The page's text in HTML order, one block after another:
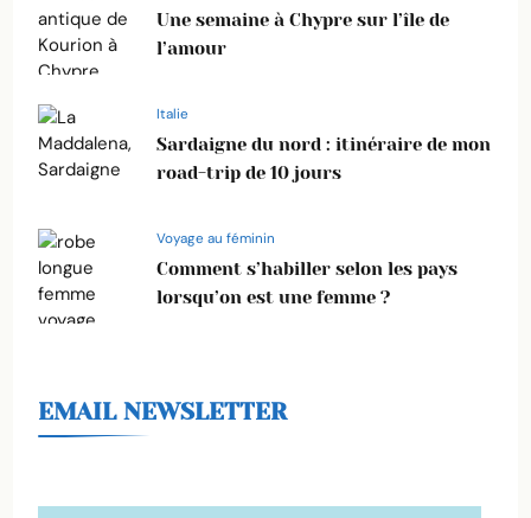
Une semaine à Chypre sur l’île de
l’amour
Italie
Sardaigne du nord : itinéraire de mon
road-trip de 10 jours
Voyage au féminin
Comment s’habiller selon les pays
lorsqu’on est une femme ?
EMAIL NEWSLETTER